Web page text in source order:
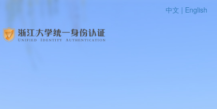
中文 | English